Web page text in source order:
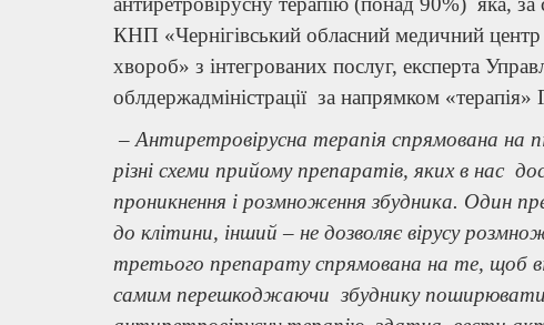
КНП «Чернігівський обласний медичний
хвороб» з інтегрованих послуг, експерта
облдержадміністрації за напрямком
– Антиретровірусна терапія спрямована на
різні схеми прийому препаратів, яких в нас
проникнення і розмноження збудника. Один
до клітини, інший – не дозволяє вірусу
третього препарату спрямована на те, щоб
самим перешкоджаючи збуднику